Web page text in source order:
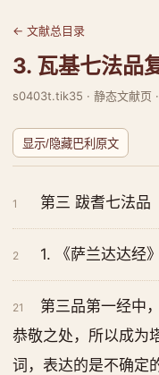
← 文献总目录
3. 瓦基七法品
s0403t.tik35 · 静态文献页
显示/隐藏巴利原文
1 第三 跋耆七法品
2 1. 《萨兰达达经
21
第三品第一经中
恭敬之处，所以成为
词，表达的是不确定